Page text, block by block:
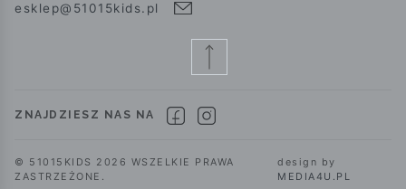
esklep@51015kids.pl
ZNAJDZIESZ NAS NA
© 51015KIDS 2026 WSZELKIE PRAWA
ZASTRZEŻONE.
design by
MEDIA4U.PL